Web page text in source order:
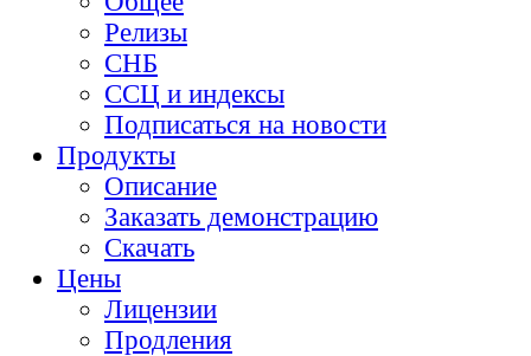
Релизы
СНБ
ССЦ и индексы
Подписаться на новости
Продукты
Описание
Заказать демонстрацию
Скачать
Цены
Лицензии
Продления